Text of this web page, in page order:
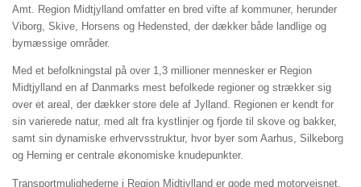
Amt. Region Midtjylland omfatter en bred vifte af kommuner, herunder
Viborg, Skive, Horsens og Hedensted, der dækker både landlige og
bymæssige områder.
Med et befolkningstal på over 1,3 millioner mennesker er Region
Midtjylland en af Danmarks mest befolkede regioner og strækker sig
over et areal, der dækker store dele af Jylland. Regionen er kendt for
sin varierede natur, med alt fra kystlinjer og fjorde til skove og bakker,
samt sin dynamiske erhvervsstruktur, hvor byer som Aarhus, Silkeborg
og Herning er centrale økonomiske knudepunkter.
Transportmulighederne i Region Midtjylland er gode med motorvejsnet,